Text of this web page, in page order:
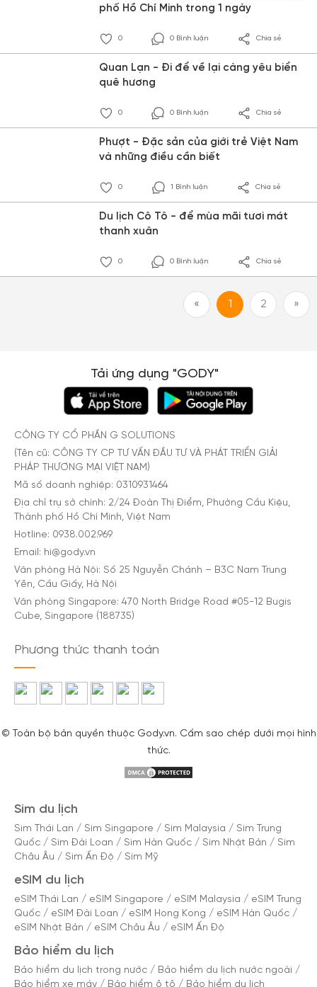
phố Hồ Chí Minh trong 1 ngày
0 0 Bình luận Chia sẻ
Quan Lạn - Đi để về lại càng yêu biển
quê hương
0 0 Bình luận Chia sẻ
Phượt - Đặc sản của giới trẻ Việt Nam
và những điều cần biết
0 1 Bình luận Chia sẻ
Du lịch Cô Tô - để mùa mãi tươi mát
thanh xuân
0 0 Bình luận Chia sẻ
« 1 2 »
Tải ứng dụng "GODY"
CÔNG TY CỔ PHẦN G SOLUTIONS
(Tên cũ: CÔNG TY CP TƯ VẤN ĐẦU TƯ VÀ PHÁT TRIỂN GIẢI
PHÁP THƯƠNG MẠI VIỆT NAM)
Mã số doanh nghiệp: 0310931464
Địa chỉ trụ sở chính: 2/24 Đoàn Thị Điểm, Phường Cầu Kiệu,
Thành phố Hồ Chí Minh, Việt Nam
Hotline: 0938.002.969
Email: hi@gody.vn
Văn phòng Hà Nội: Số 25 Nguyễn Chánh – B3C Nam Trung
Yên, Cầu Giấy, Hà Nội
Văn phòng Singapore: 470 North Bridge Road #05-12 Bugis
Cube, Singapore (188735)
Phương thức thanh toán
© Toàn bộ bản quyền thuộc Gody.vn. Cấm sao chép dưới mọi hình
thức.
Sim du lịch
Sim Thái Lan / Sim Singapore / Sim Malaysia / Sim Trung
Quốc / Sim Đài Loan / Sim Hàn Quốc / Sim Nhật Bản / Sim
Châu Âu / Sim Ấn Độ / Sim Mỹ
eSIM du lịch
eSIM Thái Lan / eSIM Singapore / eSIM Malaysia / eSIM Trung
Quốc / eSIM Đài Loan / eSIM Hong Kong / eSIM Hàn Quốc /
eSIM Nhật Bản / eSIM Châu Âu / eSIM Ấn Độ
Bảo hiểm du lịch
Bảo hiểm du lịch trong nước / Bảo hiểm du lịch nước ngoài /
Bảo hiểm xe máy / Bảo hiểm ô tô / Bảo hiểm du lịch